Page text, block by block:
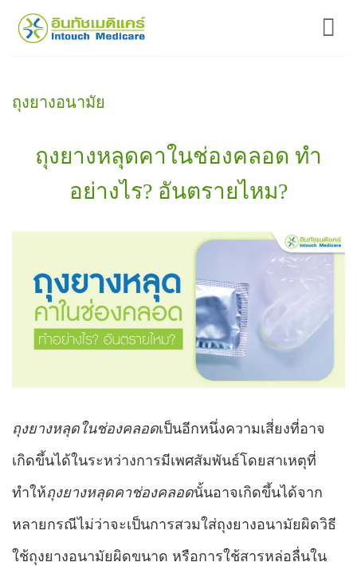
ข้าม
เนื้อหา
ถุงยางอนามัย
ถุงยางหลุดคาในช่องคลอด ทำ
อย่างไร? อันตรายไหม?
ถุงยางหลุดในช่องคลอดเป็นอีกหนึ่งความเสี่ยงที่อาจ
เกิดขึ้นได้ในระหว่างการมีเพศสัมพันธ์โดยสาเหตุที่
ทำให้ถุงยางหลุดคาช่องคลอดนั้นอาจเกิดขึ้นได้จาก
หลายกรณีไม่ว่าจะเป็นการสวมใส่ถุงยางอนามัยผิดวิธี
ใช้ถุงยางอนามัยผิดขนาด หรือการใช้สารหล่อลื่นใน